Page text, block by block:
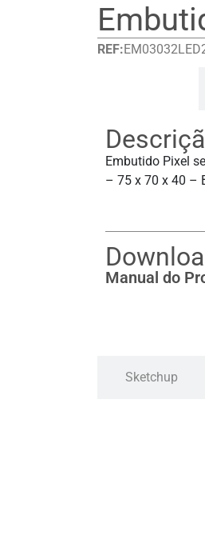
REF:
Embutido Pixel
– 75 x 70 x 40 –
Manual do
Sketchup